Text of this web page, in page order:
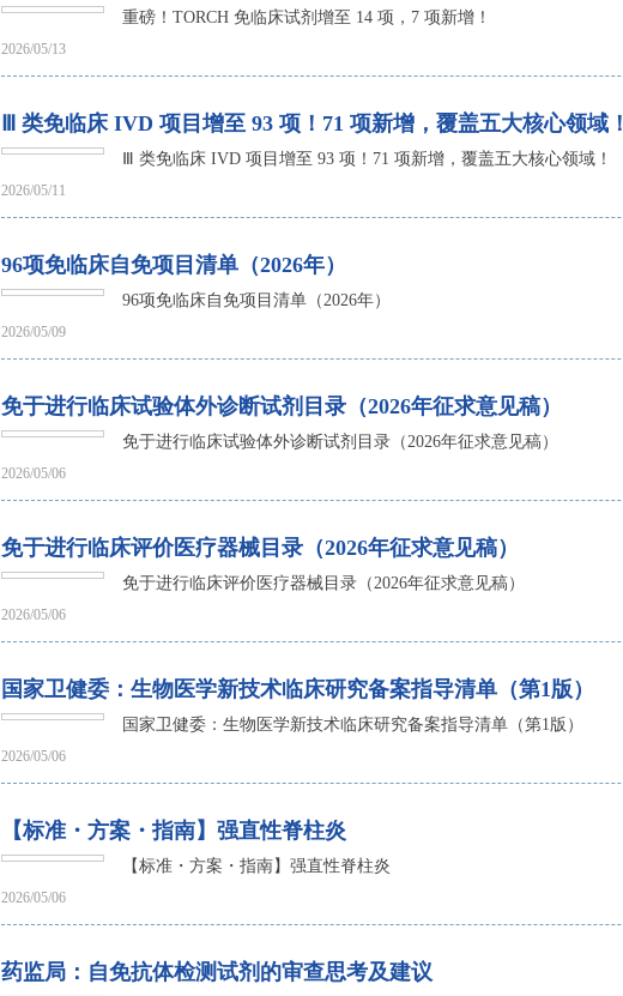
重磅！TORCH 免临床试剂增至 14 项，7 项新增！
2026/05/13
Ⅲ 类免临床 IVD 项目增至 93 项！71 项新增，覆盖五大核心领域！
Ⅲ 类免临床 IVD 项目增至 93 项！71 项新增，覆盖五大核心领域！
2026/05/11
96项免临床自免项目清单（2026年）
96项免临床自免项目清单（2026年）
2026/05/09
免于进行临床试验体外诊断试剂目录（2026年征求意见稿）
免于进行临床试验体外诊断试剂目录（2026年征求意见稿）
2026/05/06
免于进行临床评价医疗器械目录（2026年征求意见稿）
免于进行临床评价医疗器械目录（2026年征求意见稿）
2026/05/06
国家卫健委：生物医学新技术临床研究备案指导清单（第1版）
国家卫健委：生物医学新技术临床研究备案指导清单（第1版）
2026/05/06
【标准・方案・指南】强直性脊柱炎
【标准・方案・指南】强直性脊柱炎
2026/05/06
药监局：自免抗体检测试剂的审查思考及建议